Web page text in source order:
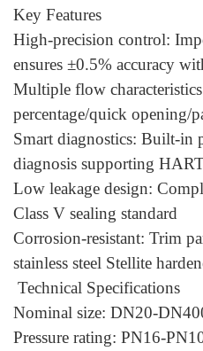
Key Features
High-precision control:
ensures ±0.5% accuracy
Multiple flow
percentage/quick opening/
Smart diagnostics: Built-in
diagnosis supporting
Low leakage design:
Class V sealing standard
Corrosion-resistant: Trim
stainless steel Stellite
Technical Specifications
Nominal size: DN20-
Pressure rating: PN16-